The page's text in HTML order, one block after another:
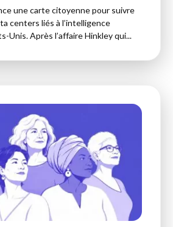
une carte citoyenne pour suivre
centers liés à l’intelligence
Unis. Après l’affaire Hinkley qui...